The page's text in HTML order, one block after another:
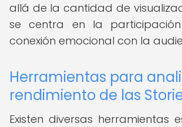
allá de la cantidad de
se centra en la
conexión emocional con la
Herramientas para
rendimiento de las
Existen diversas herramientas